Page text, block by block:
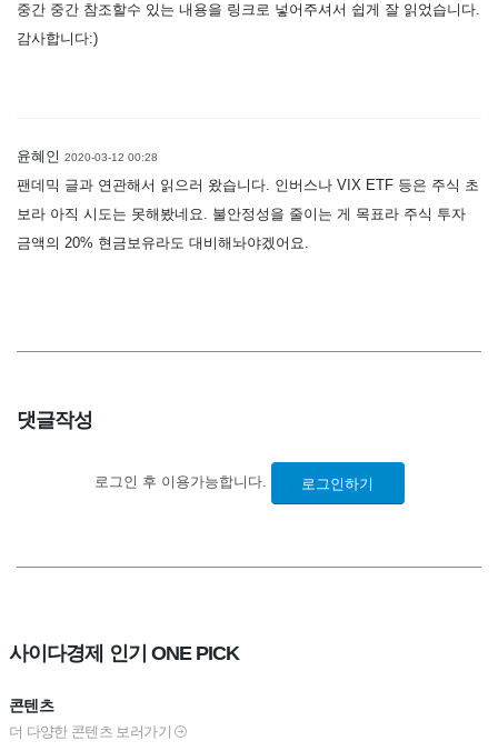
중간 중간 참조할수 있는 내용을 링크로 넣어주셔서 쉽게 잘 읽었습니다.
감사합니다:)
윤혜인 2020-03-12 00:28
팬데믹 글과 연관해서 읽으러 왔습니다. 인버스나 VIX ETF 등은 주식 초
보라 아직 시도는 못해봤네요. 불안정성을 줄이는 게 목표라 주식 투자
금액의 20% 현금보유라도 대비해놔야겠어요.
댓글작성
로그인 후 이용가능합니다. 로그인하기
사이다경제 인기 ONE PICK
콘텐츠
더 다양한 콘텐츠 보러가기